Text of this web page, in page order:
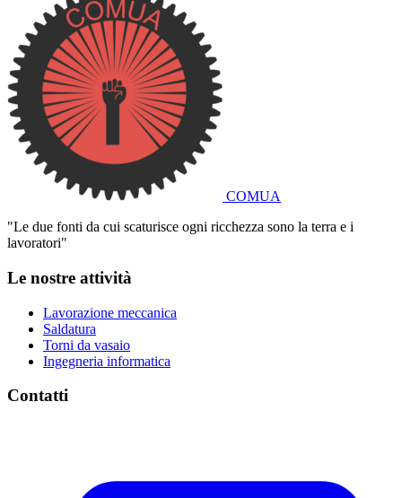
COMUA
"Le due fonti da cui scaturisce ogni ricchezza sono la terra e i
lavoratori"
Le nostre attività
Lavorazione meccanica
Saldatura
Torni da vasaio
Ingegneria informatica
Contatti